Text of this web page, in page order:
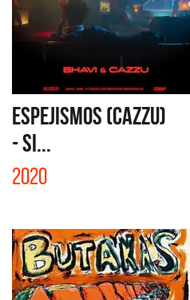
ESPEJISMOS (CAZZU)
- SI...
2020